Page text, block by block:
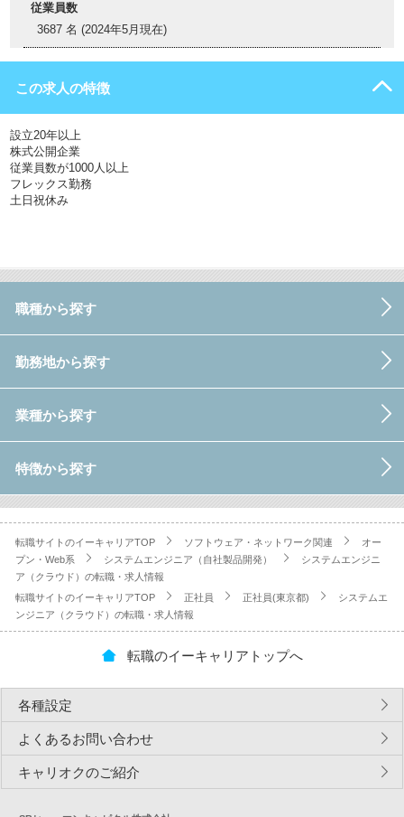
従業員数
3687 名 (2024年5月現在)
この求人の特徴
設立20年以上
株式公開企業
従業員数が1000人以上
フレックス勤務
土日祝休み
職種から探す
勤務地から探す
業種から探す
特徴から探す
転職サイトのイーキャリアTOP ソフトウェア・ネットワーク関連
オー
プン・Web系
システムエンジニア（自社製品開発）
システムエンジニ
ア（クラウド）の転職・求人情報
転職サイトのイーキャリアTOP
正社員 正社員(東京都)
システムエ
ンジニア（クラウド）の転職・求人情報
転職のイーキャリアトップへ
各種設定
よくあるお問い合わせ
キャリオクのご紹介